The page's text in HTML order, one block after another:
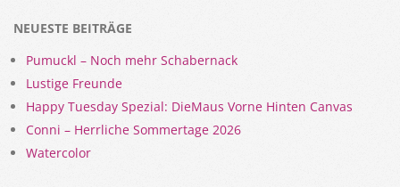
NEUESTE BEITRÄGE
Pumuckl – Noch mehr Schabernack
Lustige Freunde
Happy Tuesday Spezial: DieMaus Vorne Hinten Canvas
Conni – Herrliche Sommertage 2026
Watercolor